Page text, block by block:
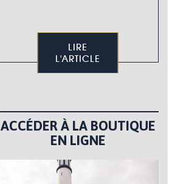
LIRE
L'ARTICLE
ACCÉDER À LA BOUTIQUE
EN LIGNE